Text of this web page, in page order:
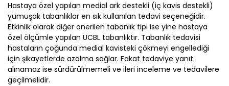
Hastaya özel yapılan medial ark destekli (iç kavis destekli)
yumuşak tabanlıklar en sık kullanılan tedavi seçeneğidir.
Etkinlik olarak diğer önerilen tabanlık tipi ise yine hastaya
özel ölçümle yapılan UCBL tabanlıktır. Tabanlık tedavisi
hastaların çoğunda medial kavisteki çökmeyi engellediği
için şikayetlerde azalma sağlar. Fakat tedaviye yanıt
alınamaz ise sürdürülmemeli ve ileri inceleme ve tedavilere
geçilmelidir.